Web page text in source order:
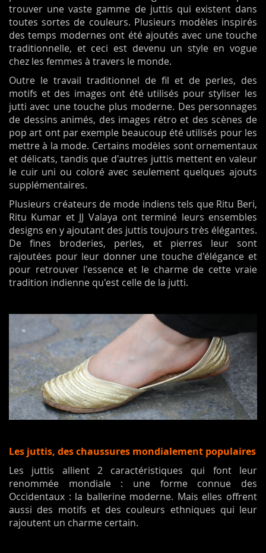
trouver une vaste gamme de juttis qui existent dans
toutes sortes de couleurs. Plusieurs modèles inspirés
des temps modernes ont été ajoutés avec une touche
traditionnelle, et ceci est devenu un style en vogue
chez les femmes à travers le monde.
Outre le travail traditionnel de fil et de perles, des
motifs et des images ont été utilisés pour styliser les
jutti avec une touche plus moderne. Des personnages
de dessins animés, des images rétro et des scènes de
pop art ont par exemple beaucoup été utilisés pour les
mettre à la mode. Certains modèles sont ornementaux
et délicats, tandis que d'autres juttis mettent en valeur
le cuir uni ou coloré avec seulement quelques ajouts
supplémentaires.
Plusieurs créateurs de mode indiens tels que Ritu Beri,
Ritu Kumar et JJ Valaya ont terminé leurs ensembles
designs en y ajoutant des juttis toujours très élégantes.
De fines broderies, perles, et pierres leur sont
rajoutées pour leur donner une touche d'élégance et
pour retrouver l'essence et le charme de cette vraie
tradition indienne qu'est celle de la jutti.
Les juttis, des chaussures mondialement populaires
Les juttis allient 2 caractéristiques qui font leur
renommée mondiale : une forme connue des
Occidentaux : la ballerine moderne. Mais elles offrent
aussi des motifs et des couleurs ethniques qui leur
rajoutent un charme certain.